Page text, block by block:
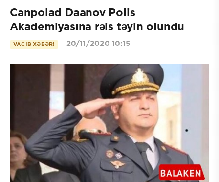
Canpolad Daanov Polis
Akademiyasına rəis təyin olundu
VACIB XƏBƏR! 20/11/2020 10:15